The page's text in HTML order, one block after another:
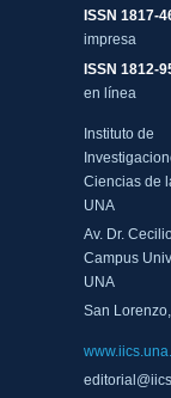
ISSN 1817-
impresa
ISSN 1812-
en línea
Instituto de
Ciencias de
UNA
Av. Dr.
Campus
UNA
San